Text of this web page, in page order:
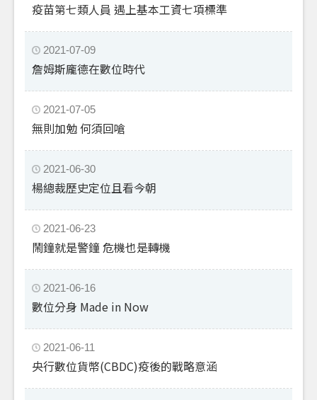
疫苗第七類人員 遇上基本工資七項標準
2021-07-09
詹姆斯龐德在數位時代
2021-07-05
無則加勉 何須回嗆
2021-06-30
楊總裁歷史定位且看今朝
2021-06-23
鬧鐘就是警鐘 危機也是轉機
2021-06-16
數位分身 Made in Now
2021-06-11
央行數位貨幣(CBDC)疫後的戰略意涵